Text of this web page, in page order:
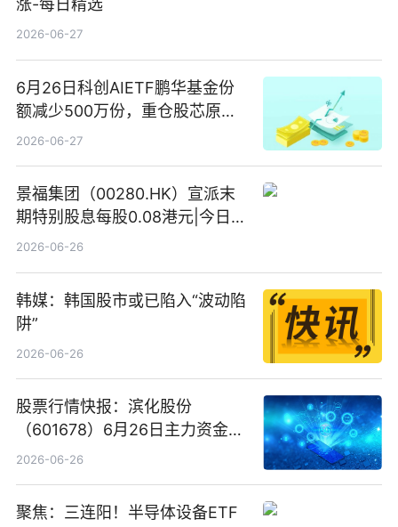
涨-每日精选
2026-06-27
6月26日科创AIETF鹏华基金份
额减少500万份，重仓股芯原股
份、寒武纪、澜起科技 观速讯
2026-06-27
景福集团（00280.HK）宣派末
期特别股息每股0.08港元|今日快
看
2026-06-26
韩媒：韩国股市或已陷入“波动陷
阱”
2026-06-26
股票行情快报：滨化股份
（601678）6月26日主力资金净
卖出5964.34万元
2026-06-26
聚焦：三连阳！半导体设备ETF